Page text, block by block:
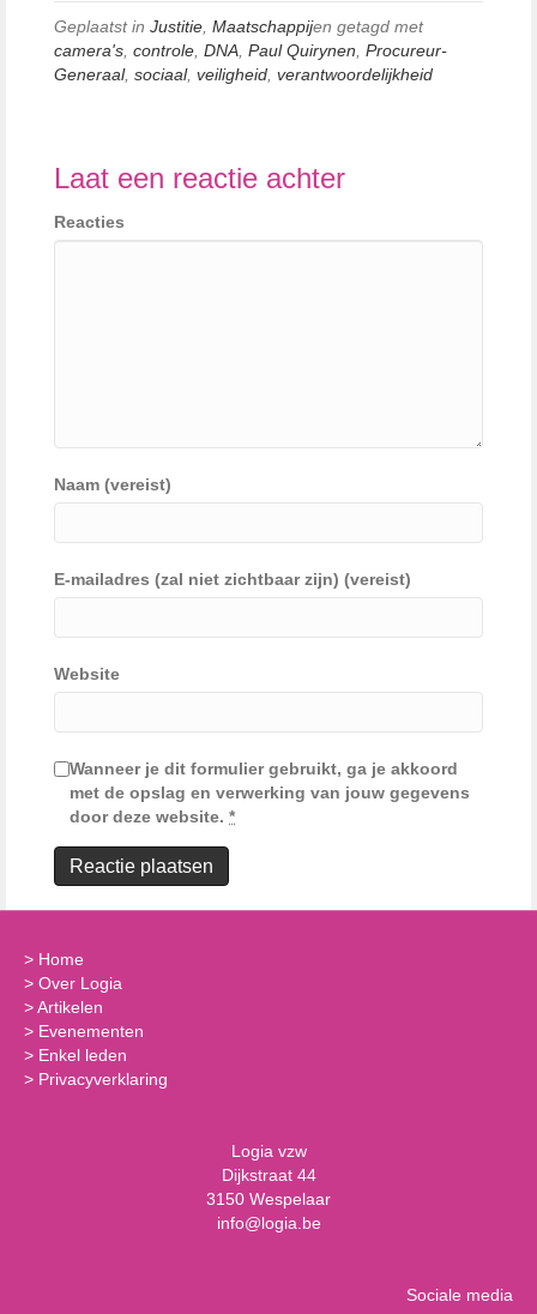
Geplaatst in Justitie Maatschappijen getagd met
camera's controle DNA Paul Quirynen Procureur-
Generaal, sociaal, veiligheid verantwoordelijkheid
Laat een reactie achter
Reacties
Naam (vereist)
E-mailadres (zal niet zichtbaar zijn) (vereist)
Website
Wanneer je dit formulier gebruikt, ga je akkoord
met de opslag en verwerking van jouw gegevens
door deze website. *
> Home
> Over Logia
>Artikelen
> Evenementen
> Enkel leden
> Privacyverklaring
Logia vzw
Dijkstraat 44
3150 Wespelaar
info@logia.be
Sociale media